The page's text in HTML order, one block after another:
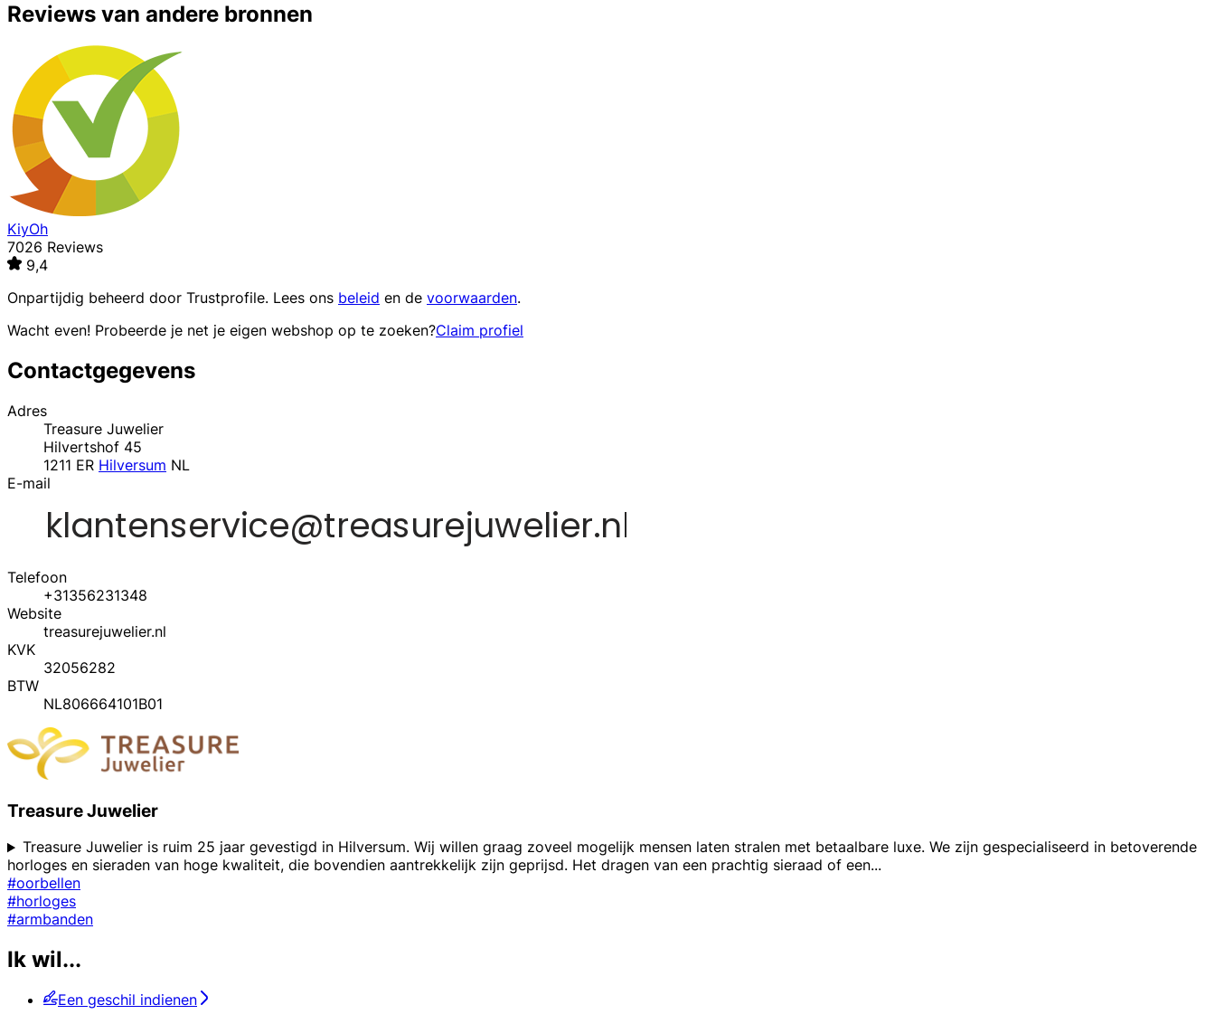
Reviews van andere bronnen
KiyOh
7026 Reviews
9,4
Onpartijdig beheerd door Trustprofile. Lees ons beleid en de voorwaarden.
Wacht even! Probeerde je net je eigen webshop op te zoeken?Claim profiel
Contactgegevens
Adres
Treasure Juwelier
Hilvertshof 45
1211 ER Hilversum NL
E-mail
Telefoon
+31356231348
Website
treasurejuwelier.nl
KVK
32056282
BTW
NL806664101B01
Treasure Juwelier
Treasure Juwelier is ruim 25 jaar gevestigd in Hilversum. Wij willen graag zoveel mogelijk mensen laten stralen met betaalbare luxe. We zijn gespecialiseerd in betoverende
horloges en sieraden van hoge kwaliteit, die bovendien aantrekkelijk zijn geprijsd. Het dragen van een prachtig sieraad of een...
#oorbellen
#horloges
#armbanden
Ik wil...
Een geschil indienen